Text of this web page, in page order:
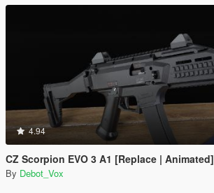
4.94
CZ Scorpion EVO 3 A1 [Replace | Animated]
By Debot_Vox